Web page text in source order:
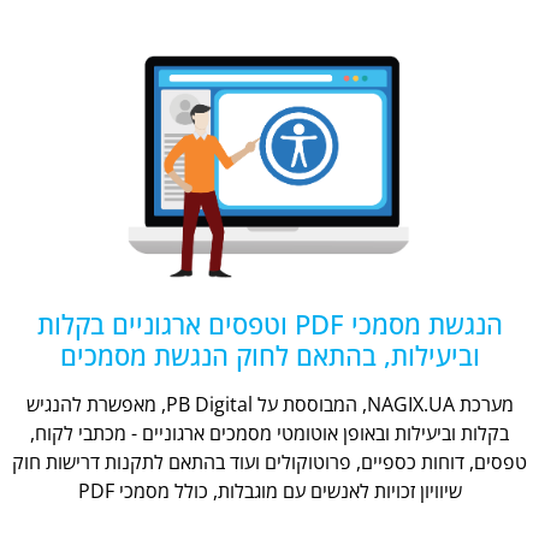
הנגשת מסמכי PDF וטפסים ארגוניים בקלות
וביעילות, בהתאם לחוק הנגשת מסמכים
מערכת NAGIX.UA, המבוססת על PB Digital, מאפשרת להנגיש
בקלות וביעילות ובאופן אוטומטי מסמכים ארגוניים - מכתבי לקוח,
טפסים, דוחות כספיים, פרוטוקולים ועוד בהתאם לתקנות דרישות חוק
שיוויון זכויות לאנשים עם מוגבלות, כולל מסמכי PDF